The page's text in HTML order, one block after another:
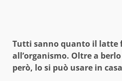
Tutti sanno quanto il latte
all’organismo. Oltre a
però, lo si può usare in